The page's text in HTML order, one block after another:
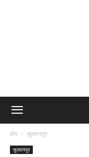
होम सुल्तानपुर
सुल्तानपुर